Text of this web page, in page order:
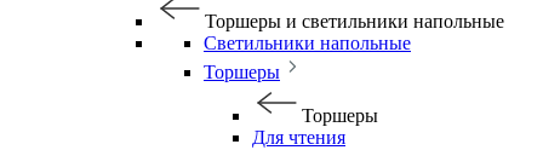
Торшеры и светильники напольные
Светильники напольные
Торшеры
Торшеры
Для чтения